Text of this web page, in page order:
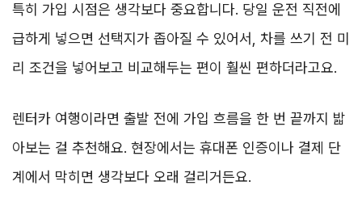
특히 가입 시점은 생각보다 중요합니다. 당일 운전 직전에
급하게 넣으면 선택지가 좁아질 수 있어서, 차를 쓰기 전 미
리 조건을 넣어보고 비교해두는 편이 훨씬 편하더라고요.
렌터카 여행이라면 출발 전에 가입 흐름을 한 번 끝까지 밟
아보는 걸 추천해요. 현장에서는 휴대폰 인증이나 결제 단
계에서 막히면 생각보다 오래 걸리거든요.